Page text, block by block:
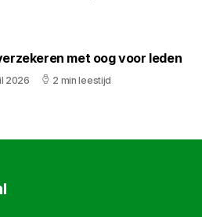
met oog voor leden
2026 2 min leestijd